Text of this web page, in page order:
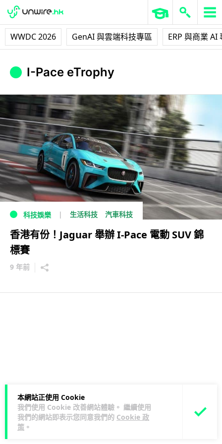
WWDC 2026 GenAI 與雲端科技專區 ERP 與商業 AI
本網站正使用 Cookie
我們使用 Cookie 改善網站體驗。 繼續使用
我們的網站即表示您同意我們的 Cookie 政
策 。
I-Pace eTrophy
科技娛樂 生活科技 汽車科技
香港有份！Jaguar 舉辦 I-Pace 電動 SUV 錦
標賽
9 年前